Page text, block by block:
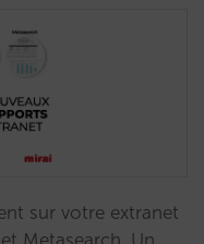
sur votre extranet
Metasearch. Un